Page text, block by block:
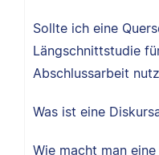
Sollte ich eine
Längschnittstudie
Abschlussarbeit
Was ist eine
Wie macht man